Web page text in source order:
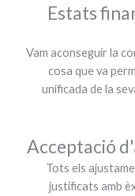
Estats
Vam aconseguir la
cosa que va
unificada de la
Acceptació
Tots els
justificats amb